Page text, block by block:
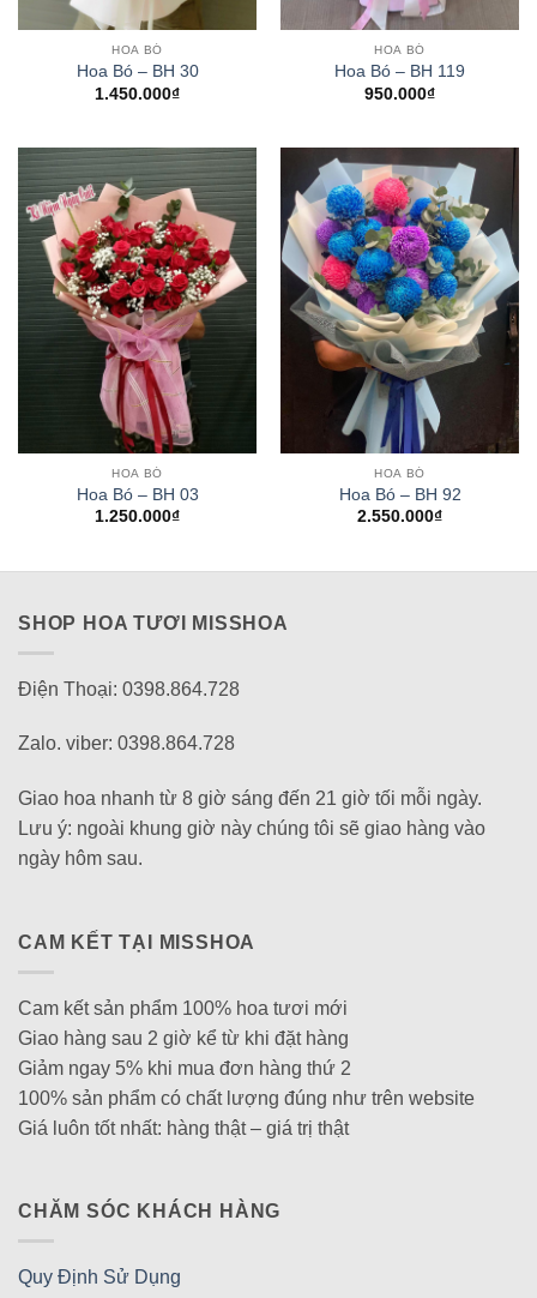
HOA BÓ
Hoa Bó – BH 30
1.450.000₫
HOA BÓ
Hoa Bó – BH 119
950.000₫
HOA BÓ
Hoa Bó – BH 03
1.250.000₫
HOA BÓ
Hoa Bó – BH 92
2.550.000₫
SHOP HOA TƯƠI MISSHOA
Điện Thoại: 0398.864.728
Zalo. viber: 0398.864.728
Giao hoa nhanh từ 8 giờ sáng đến 21 giờ tối mỗi ngày.
Lưu ý: ngoài khung giờ này chúng tôi sẽ giao hàng vào
ngày hôm sau.
CAM KẾT TẠI MISSHOA
Cam kết sản phẩm 100% hoa tươi mới
Giao hàng sau 2 giờ kể từ khi đặt hàng
Giảm ngay 5% khi mua đơn hàng thứ 2
100% sản phẩm có chất lượng đúng như trên website
Giá luôn tốt nhất: hàng thật – giá trị thật
CHĂM SÓC KHÁCH HÀNG
Quy Định Sử Dụng